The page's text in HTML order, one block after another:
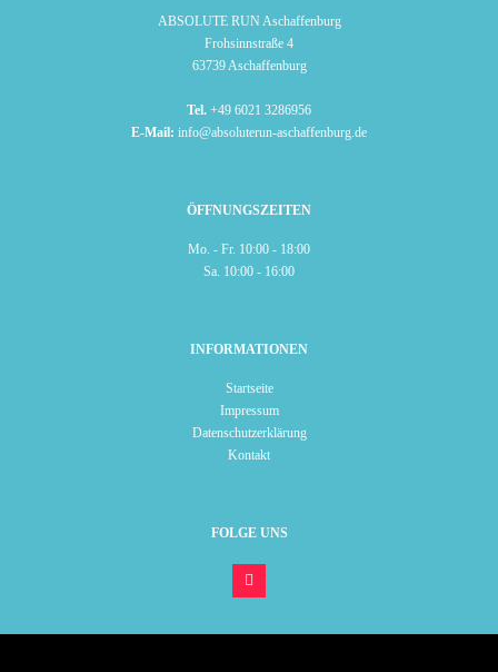
ABSOLUTE RUN Aschaffenburg
Frohsinnstraße 4
63739 Aschaffenburg
Tel. +49 6021 3286956
E-Mail: info@absoluterun-aschaffenburg.de
ÖFFNUNGSZEITEN
Mo. - Fr. 10:00 - 18:00
Sa. 10:00 - 16:00
INFORMATIONEN
Startseite
Impressum
Datenschutzerklärung
Kontakt
FOLGE UNS